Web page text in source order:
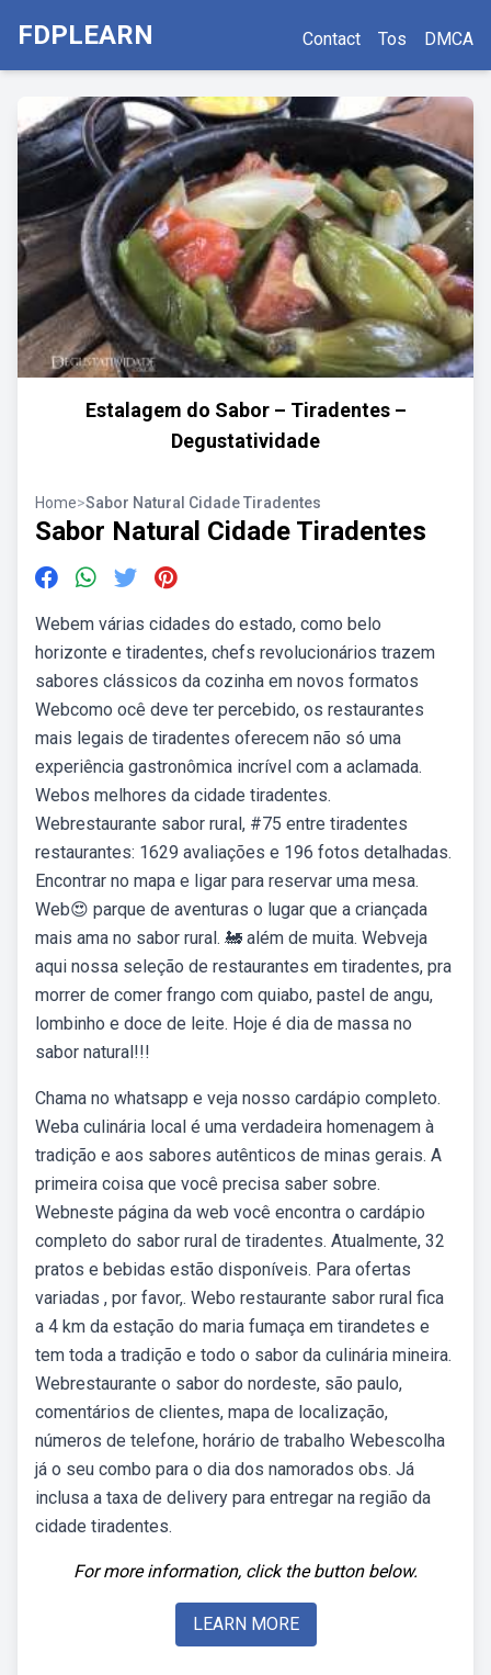
FDPLEARN Contact Tos DMCA
Estalagem do Sabor – Tiradentes –
Degustatividade
Home>Sabor Natural Cidade Tiradentes
Sabor Natural Cidade Tiradentes
Webem várias cidades do estado, como belo
horizonte e tiradentes, chefs revolucionários trazem
sabores clássicos da cozinha em novos formatos
Webcomo ocê deve ter percebido, os restaurantes
mais legais de tiradentes oferecem não só uma
experiência gastronômica incrível com a aclamada.
Webos melhores da cidade tiradentes.
Webrestaurante sabor rural, #75 entre tiradentes
restaurantes: 1629 avaliações e 196 fotos detalhadas.
Encontrar no mapa e ligar para reservar uma mesa.
Web😍 parque de aventuras o lugar que a criançada
mais ama no sabor rural. 🚂 além de muita. Webveja
aqui nossa seleção de restaurantes em tiradentes, pra
morrer de comer frango com quiabo, pastel de angu,
lombinho e doce de leite. Hoje é dia de massa no
sabor natural!!!
Chama no whatsapp e veja nosso cardápio completo.
Weba culinária local é uma verdadeira homenagem à
tradição e aos sabores autênticos de minas gerais. A
primeira coisa que você precisa saber sobre.
Webneste página da web você encontra o cardápio
completo do sabor rural de tiradentes. Atualmente, 32
pratos e bebidas estão disponíveis. Para ofertas
variadas , por favor,. Webo restaurante sabor rural fica
a 4 km da estação do maria fumaça em tirandetes e
tem toda a tradição e todo o sabor da culinária mineira.
Webrestaurante o sabor do nordeste, são paulo,
comentários de clientes, mapa de localização,
números de telefone, horário de trabalho Webescolha
já o seu combo para o dia dos namorados obs. Já
inclusa a taxa de delivery para entregar na região da
cidade tiradentes.
For more information, click the button below.
LEARN MORE